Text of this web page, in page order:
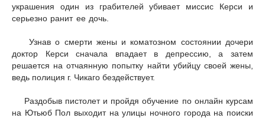
украшения один из грабителей убивает миссис Керси и
серьезно ранит ее дочь.
Узнав о смерти жены и коматозном состоянии дочери
доктор Керси сначала впадает в депрессию, а затем
решается на отчаянную попытку найти убийцу своей жены,
ведь полиция г. Чикаго бездействует.
Раздобыв пистолет и пройдя обучение по онлайн курсам
на Ютьюб Пол выходит на улицы ночного города на поиски